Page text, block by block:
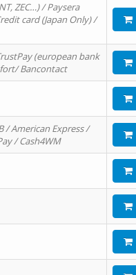
ZEC…) / Paysera
card (Japan Only) /
(european bank
Bancontact
/ American Express /
/ Cash4WM